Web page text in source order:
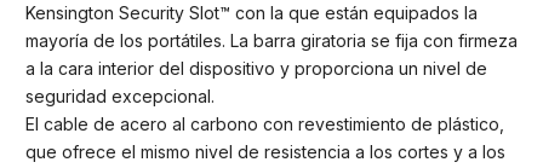
Kensington Security Slot™ con la que están equipados la
mayoría de los portátiles. La barra giratoria se fija con firmeza
a la cara interior del dispositivo y proporciona un nivel de
seguridad excepcional.
El cable de acero al carbono con revestimiento de plástico,
que ofrece el mismo nivel de resistencia a los cortes y a los